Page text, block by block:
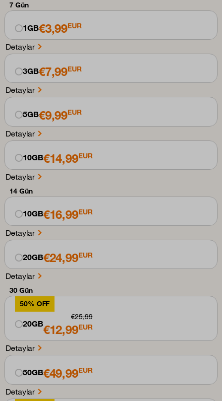
7 Gün
1GB€3,99EUR
Detaylar
3GB€7,99EUR
Detaylar
5GB€9,99EUR
Detaylar
10GB€14,99EUR
Detaylar
14 Gün
10GB€16,99EUR
Detaylar
20GB€24,99EUR
Detaylar
30 Gün
50% OFF
20GB
€25,99
€12,99EUR
Detaylar
50GB€49,99EUR
Detaylar